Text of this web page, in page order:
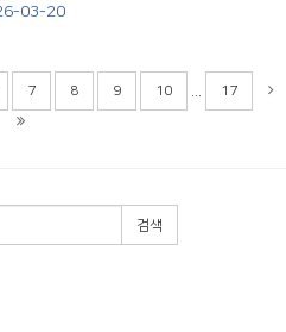
03-20
7 8 9 10 17
검색